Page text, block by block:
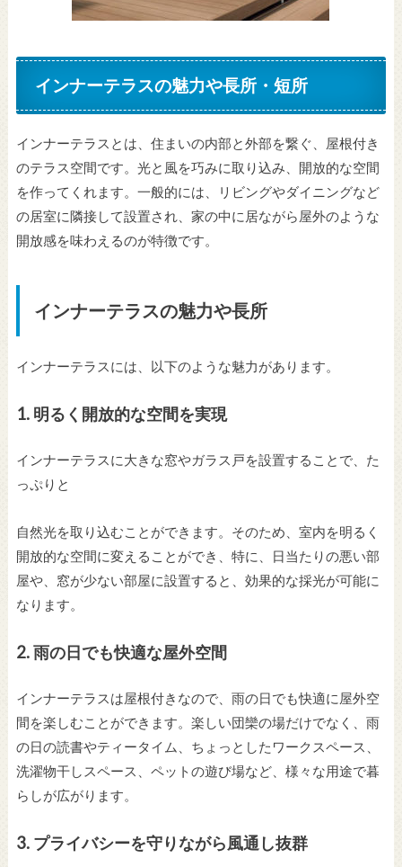
インナーテラスの魅力や長所・短所
インナーテラスとは、住まいの内部と外部を繋ぐ、屋根付き
のテラス空間です。光と風を巧みに取り込み、開放的な空間
を作ってくれます。一般的には、リビングやダイニングなど
の居室に隣接して設置され、家の中に居ながら屋外のような
開放感を味わえるのが特徴です。
インナーテラスの魅力や長所
インナーテラスには、以下のような魅力があります。
1. 明るく開放的な空間を実現
インナーテラスに大きな窓やガラス戸を設置することで、た
っぷりと
自然光を取り込むことができます。そのため、室内を明るく
開放的な空間に変えることができ、特に、日当たりの悪い部
屋や、窓が少ない部屋に設置すると、効果的な採光が可能に
なります。
2.雨の日でも快適な屋外空間
インナーテラスは屋根付きなので、雨の日でも快適に屋外空
間を楽しむことができます。楽しい団欒の場だけでなく、雨
の日の読書やティータイム、ちょっとしたワークスペース、
洗濯物干しスペース、ペットの遊び場など、様々な用途で暮
らしが広がります。
3. プライバシーを守りながら風通し抜群